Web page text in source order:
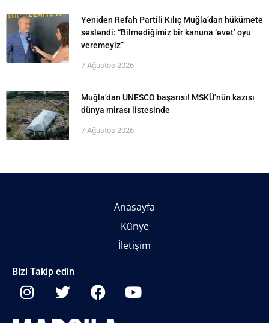
Yeniden Refah Partili Kılıç Muğla’dan hükümete
seslendi: “Bilmediğimiz bir kanuna ‘evet’ oyu
veremeyiz”
7 Ağustos 2026
Muğla’dan UNESCO başarısı! MSKÜ’nün kazısı
dünya mirası listesinde
7 Ağustos 2026
Anasayfa
Künye
İletişim
Bizi Takip edin